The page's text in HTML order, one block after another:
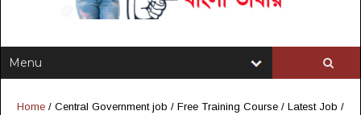
Home / Central Government job / Free Training Course / Latest Job /